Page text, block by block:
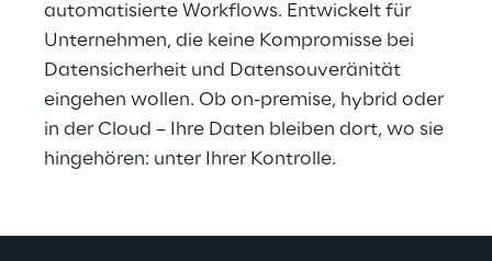
automatisierte Workflows. Entwickelt für
Unternehmen, die keine Kompromisse bei
Datensicherheit und Datensouveränität
eingehen wollen. Ob on-premise, hybrid oder
in der Cloud – Ihre Daten bleiben dort, wo sie
hingehören: unter Ihrer Kontrolle.